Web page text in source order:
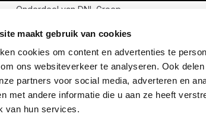
maakt gebruik van cookies
cookies om content en advertenties te
ons websiteverkeer te analyseren. Ook
partners voor social media, adverteren en
met andere informatie die u aan ze heeft
van hun services.
Onderdeel van DNL Groep